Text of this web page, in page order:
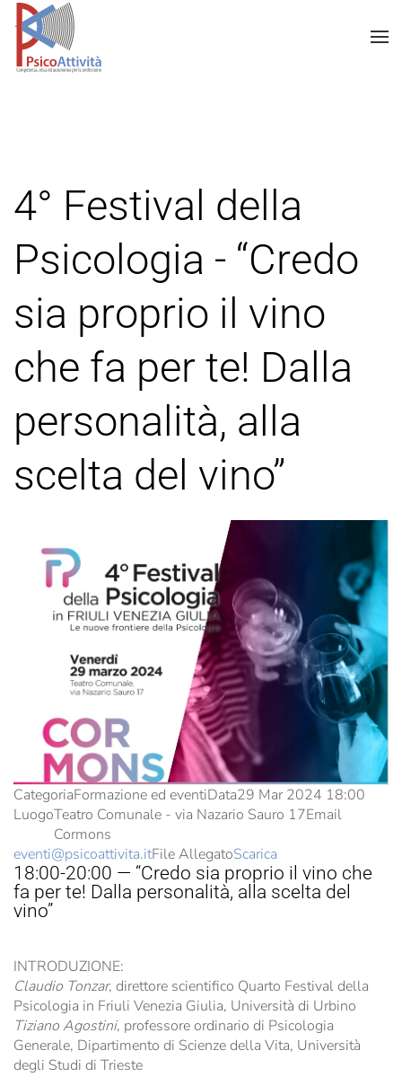
4° Festival della
Psicologia - “Credo
sia proprio il vino
che fa per te! Dalla
personalità, alla
scelta del vino”
CategoriaFormazione ed eventiData29 Mar 2024 18:00
LuogoTeatro Comunale - via Nazario Sauro 17
Cormons
Email
eventi@psicoattivita.itFile AllegatoScarica
18:00-20:00 — “Credo sia proprio il vino che
fa per te! Dalla personalità, alla scelta del
vino”
INTRODUZIONE:
Claudio Tonzar, direttore scientifico Quarto Festival della
Psicologia in Friuli Venezia Giulia, Università di Urbino
Tiziano Agostini, professore ordinario di Psicologia
Generale, Dipartimento di Scienze della Vita, Università
degli Studi di Trieste